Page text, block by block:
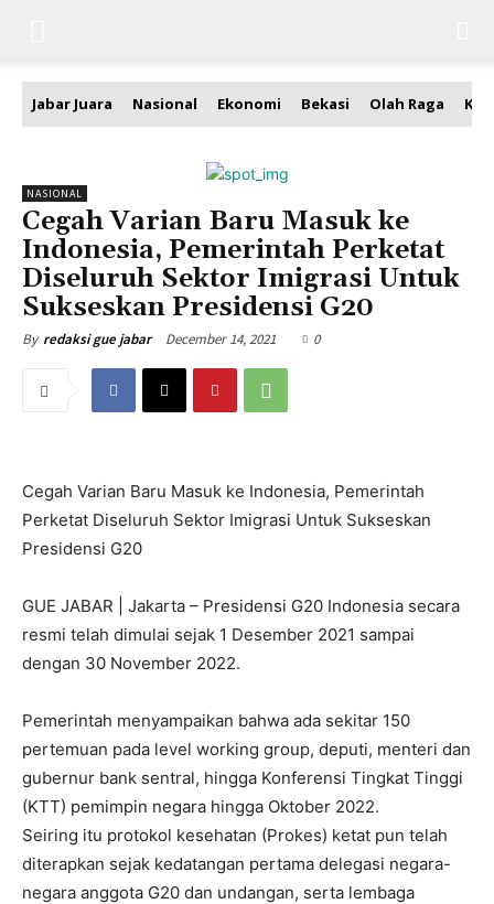
Jabar Juara Nasional Ekonomi Bekasi Olah Raga
NASIONAL
Cegah Varian Baru Masuk ke
Indonesia, Pemerintah Perketat
Diseluruh Sektor Imigrasi Untuk
Sukseskan Presidensi G20
By redaksi gue jabar December 14, 2021 0
Cegah Varian Baru Masuk ke Indonesia, Pemerintah
Perketat Diseluruh Sektor Imigrasi Untuk Sukseskan
Presidensi G20
GUE JABAR | Jakarta – Presidensi G20 Indonesia secara
resmi telah dimulai sejak 1 Desember 2021 sampai
dengan 30 November 2022.
Pemerintah menyampaikan bahwa ada sekitar 150
pertemuan pada level working group, deputi, menteri dan
gubernur bank sentral, hingga Konferensi Tingkat Tinggi
(KTT) pemimpin negara hingga Oktober 2022.
Seiring itu protokol kesehatan (Prokes) ketat pun telah
diterapkan sejak kedatangan pertama delegasi negara-
negara anggota G20 dan undangan, serta lembaga